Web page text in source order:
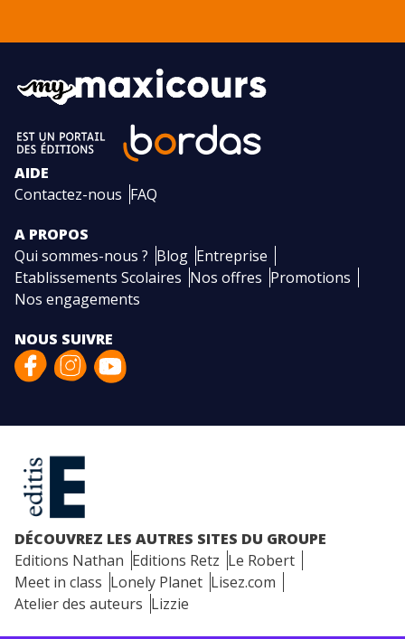
AIDE
Contactez-nous FAQ
A PROPOS
Qui sommes-nous ? Blog Entreprise
Etablissements Scolaires Nos offres Promotions
Nos engagements
NOUS SUIVRE
DÉCOUVREZ LES AUTRES SITES DU GROUPE
Editions Nathan Editions Retz Le Robert
Meet in class Lonely Planet Lisez.com
Atelier des auteurs Lizzie